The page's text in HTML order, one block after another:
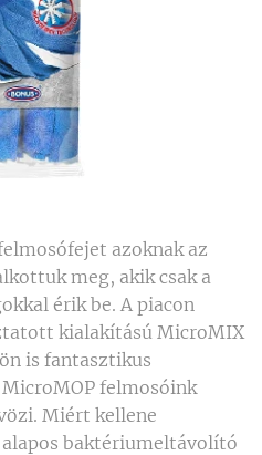
azoknak az
meg, akik csak a
érik be. A piacon
kialakítású MicroMIX
is fantasztikus
felmosóink
Miért kellene
baktériumeltávolító